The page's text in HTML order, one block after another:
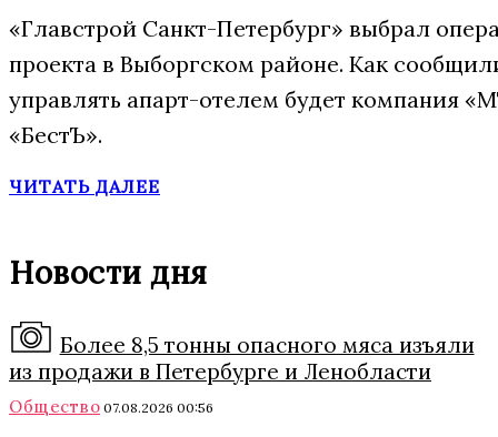
«Главстрой Санкт-Петербург» выбрал
проекта в Выборгском районе. Как
управлять апарт-отелем будет компания
«БестЪ».
ЧИТАТЬ ДАЛЕЕ
Новости дня
Более 8,5 тонны опасного мяса изъяли
из продажи в Петербурге и Ленобласти
Общество 07.08.2026 00:56